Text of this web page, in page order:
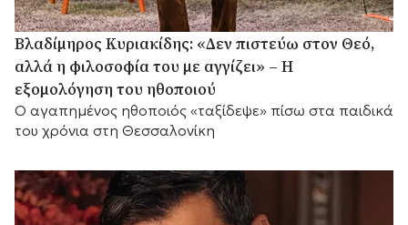
Βλαδίμηρος Κυριακίδης: «Δεν πιστεύω στον Θεό,
αλλά η φιλοσοφία του με αγγίζει» – Η
εξομολόγηση του ηθοποιού
Ο αγαπημένος ηθοποιός «ταξίδεψε» πίσω στα παιδικά
του χρόνια στη Θεσσαλονίκη